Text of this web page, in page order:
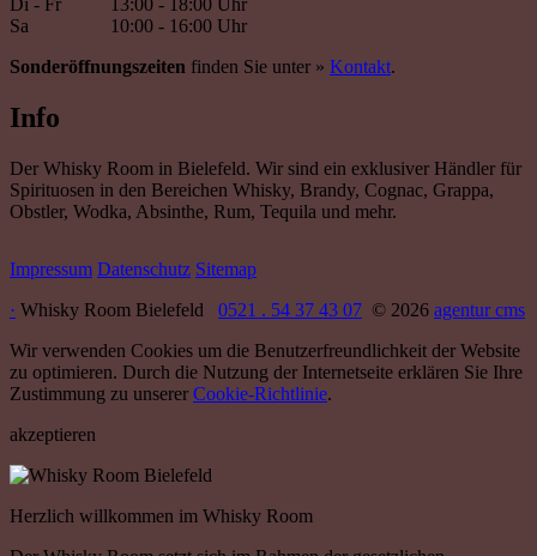
Sa
10:00 - 16:00 Uhr
Sonderöffnungszeiten finden Sie unter » Kontakt.
Info
Der Whisky Room in Bielefeld. Wir sind ein exklusiver Händler für
Spirituosen in den Bereichen Whisky, Brandy, Cognac, Grappa,
Obstler, Wodka, Absinthe, Rum, Tequila und mehr.
Impressum Datenschutz Sitemap
· Whisky Room Bielefeld 0521 . 54 37 43 07 © 2026 agentur cms
Wir verwenden Cookies um die Benutzerfreundlichkeit der Website
zu optimieren. Durch die Nutzung der Internetseite erklären Sie Ihre
Zustimmung zu unserer Cookie-Richtlinie.
akzeptieren
Herzlich willkommen im Whisky Room